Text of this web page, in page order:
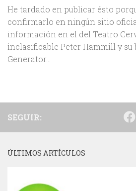
He tardado en publicar ésto
confirmarlo en ningún sitio
información en el del Teatro
inclasificable Peter Hammill y su
Generator...
SEGUIR:
ÚLTIMOS ARTÍCULOS